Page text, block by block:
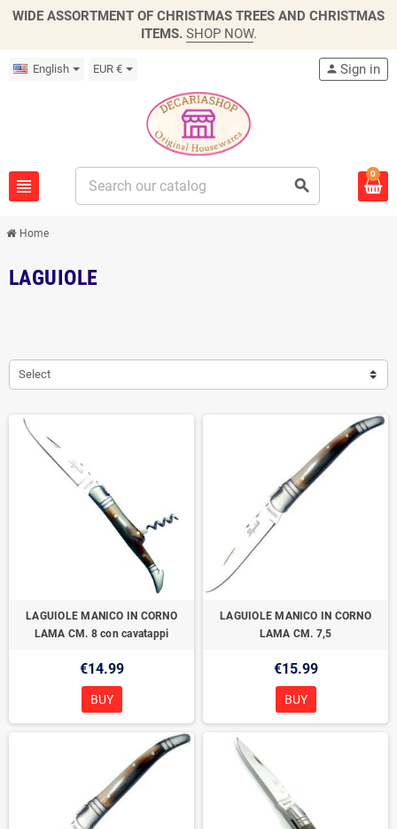
WIDE ASSORTMENT OF CHRISTMAS TREES AND CHRISTMAS
ITEMS. SHOP NOW.
English EUR €
view_headline search
person Sign in
0
Home
LAGUIOLE
Select
LAGUIOLE MANICO IN CORNO
LAMA CM. 8 con cavatappi
€14.99
BUY
LAGUIOLE MANICO IN CORNO
LAMA CM. 7,5
€15.99
BUY